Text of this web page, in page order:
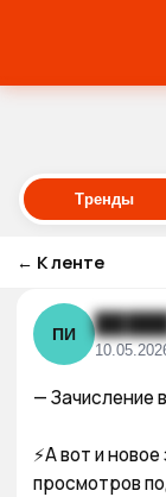
Тренды
← К ленте
ПИ
— Зачисление
⚡️А вот и
просмотров